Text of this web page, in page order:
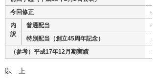
今回修正
－
内
訳
普通配当
－
特別配当（創立45周年記念）
－
（参考）平成17年12月期実績
－
以 上